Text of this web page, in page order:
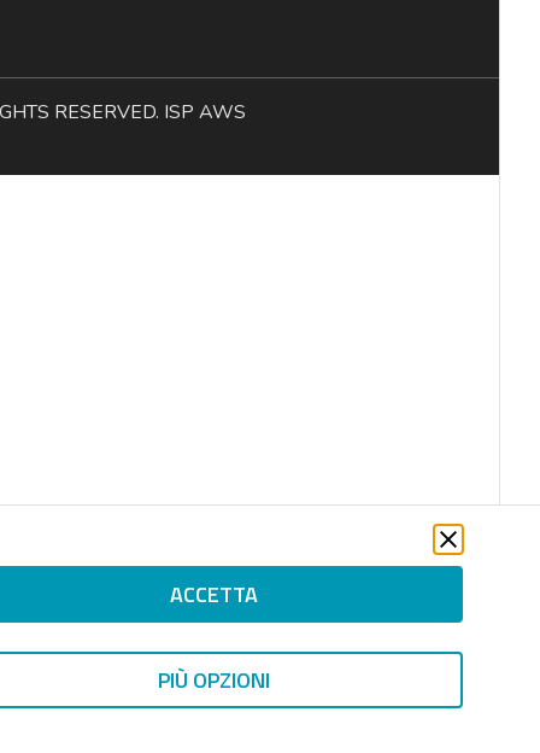
ACCETTA
PIÙ OPZIONI
RESERVED. ISP AWS